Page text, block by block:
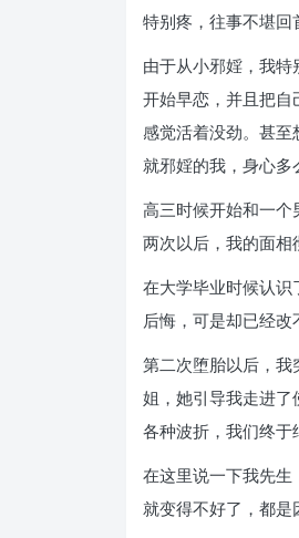
特别疼，往事不堪回
由于从小邪婬，我
开始早恋，并且把自
感觉活着没劲。甚
就邪婬的我，身心多
高三时候开始和一
两次以后，我的面相
在大学毕业时候认
后悔，可是却已经改
第二次堕胎以后，
姐，她引导我走进
各种波折，我们终于
在这里说一下我先
就变得不好了，都是